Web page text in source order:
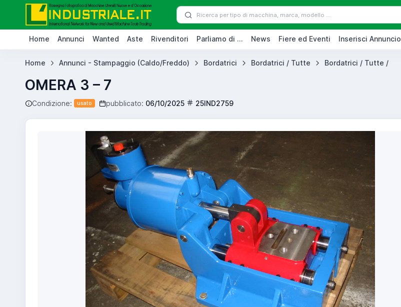
Home Annunci Wanted Aste Rivenditori Parliamo di ... News Fiere ed Eventi Inserisci Annuncio
Home Annunci - Stampaggio (Caldo/Freddo) Bordatrici Bordatrici / Tutte Bordatrici / Tutte /
OMERA 3 – 7
Condizione: usato pubblicato: 06/10/2025 25IND2759